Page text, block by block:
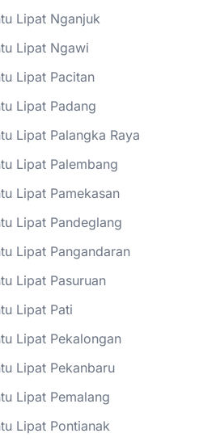
Lipat Nganjuk
Lipat Ngawi
Lipat Pacitan
Lipat Padang
Lipat Palangka Raya
Lipat Palembang
Lipat Pamekasan
Lipat Pandeglang
Lipat Pangandaran
Lipat Pasuruan
Lipat Pati
Lipat Pekalongan
Lipat Pekanbaru
Lipat Pemalang
Lipat Pontianak